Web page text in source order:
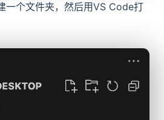
一个文件夹，然后用VS Code打